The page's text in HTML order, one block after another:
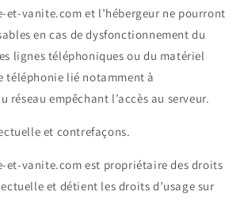
vanite.com et l’hébergeur ne pourront
en cas de dysfonctionnement du
lignes téléphoniques ou du matériel
téléphonie lié notamment à
réseau empêchant l’accès au serveur.
et contrefaçons.
et-vanite.com est propriétaire des droits
et détient les droits d’usage sur